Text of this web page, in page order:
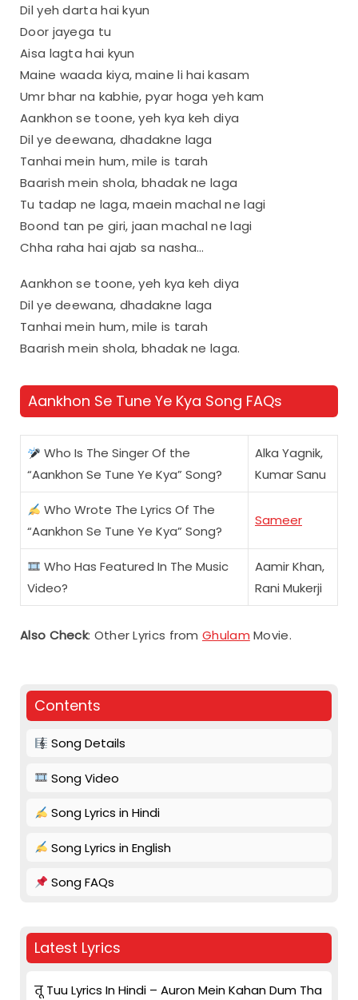
Dil yeh darta hai kyun
Door jayega tu
Aisa lagta hai kyun
Maine waada kiya, maine li hai kasam
Umr bhar na kabhie, pyar hoga yeh kam
Aankhon se toone, yeh kya keh diya
Dil ye deewana, dhadakne laga
Tanhai mein hum, mile is tarah
Baarish mein shola, bhadak ne laga
Tu tadap ne laga, maein machal ne lagi
Boond tan pe giri, jaan machal ne lagi
Chha raha hai ajab sa nasha…
Aankhon se toone, yeh kya keh diya
Dil ye deewana, dhadakne laga
Tanhai mein hum, mile is tarah
Baarish mein shola, bhadak ne laga.
Aankhon Se Tune Ye Kya Song FAQs
Who Is The Singer Of the
“Aankhon Se Tune Ye Kya” Song?
Alka Yagnik,
Kumar Sanu
Who Wrote The Lyrics Of The
“Aankhon Se Tune Ye Kya” Song?
Sameer
Who Has Featured In The Music
Video?
Aamir Khan,
Rani Mukerji
Also Check: Other Lyrics fromGhulam Movie.
Contents
Song Details
Song Video
Song Lyrics in Hindi
Song Lyrics in English
Song FAQs
Latest Lyrics
तू Tuu Lyrics In Hindi – Auron Mein Kahan Dum Tha